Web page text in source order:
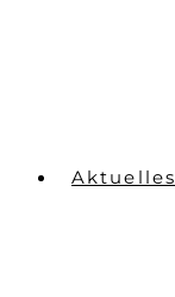
Aktuelles